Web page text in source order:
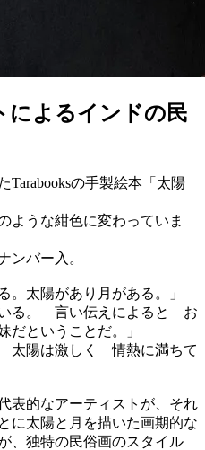
によるインドの民
Tarabooksの手製絵本「太陽
ような紺色に変わっていま
ンバー入。
。太陽があり月がある。」
る。 言い伝えによると お
ということだ。」
太陽は激しく 情熱に満ちて
表的なアーティストが、それ
に太陽と月を描いた画期的な
、独特の民俗画のスタイル